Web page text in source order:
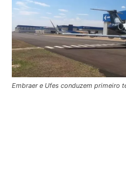
Embraer e Ufes conduzem primeiro